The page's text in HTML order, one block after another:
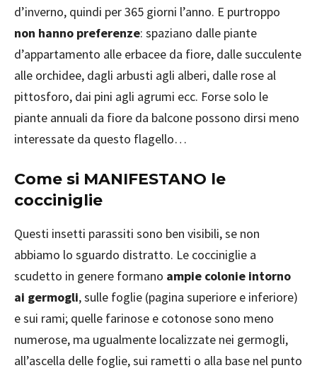
d’inverno, quindi per 365 giorni l’anno. E purtroppo
non hanno preferenze: spaziano dalle piante
d’appartamento alle erbacee da fiore, dalle succulente
alle orchidee, dagli arbusti agli alberi, dalle rose al
pittosforo, dai pini agli agrumi ecc. Forse solo le
piante annuali da fiore da balcone possono dirsi meno
interessate da questo flagello…
Come si MANIFESTANO le
cocciniglie
Questi insetti parassiti sono ben visibili, se non
abbiamo lo sguardo distratto. Le cocciniglie a
scudetto in genere formano ampie colonie intorno
ai germogli, sulle foglie (pagina superiore e inferiore)
e sui rami; quelle farinose e cotonose sono meno
numerose, ma ugualmente localizzate nei germogli,
all’ascella delle foglie, sui rametti o alla base nel punto